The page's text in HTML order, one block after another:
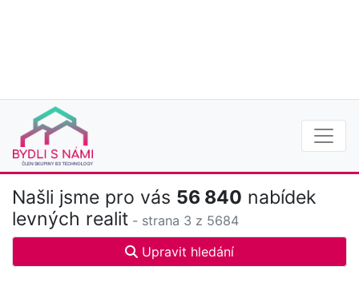
Našli jsme pro vás 56 840 nabídek
levných realit - strana 3 z 5684
Upravit hledání